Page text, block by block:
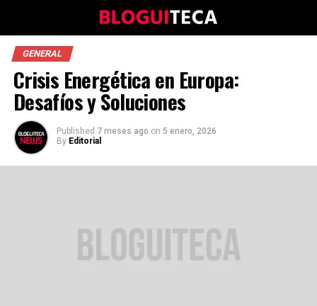
GENERAL
Crisis Energética en Europa:
Desafíos y Soluciones
Published 7 meses ago on 5 enero, 2026
By Editorial